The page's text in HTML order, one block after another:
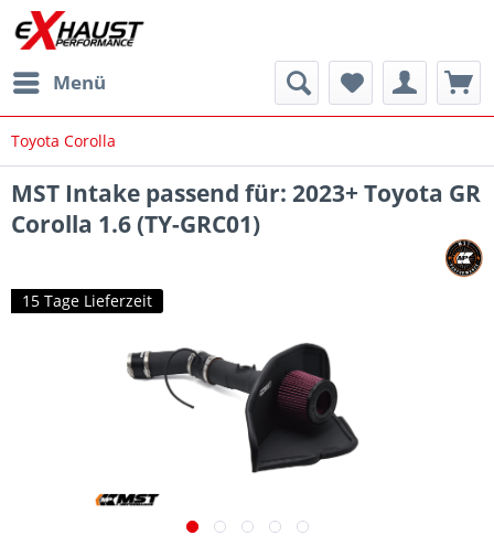
Menü
Toyota Corolla
MST Intake passend für: 2023+ Toyota GR
Corolla 1.6 (TY-GRC01)
15 Tage Lieferzeit